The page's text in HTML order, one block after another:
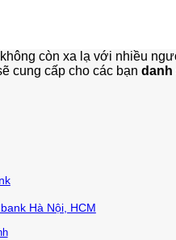
còn xa lạ với nhiều
cung cấp cho các bạn danh
Hà Nội, HCM